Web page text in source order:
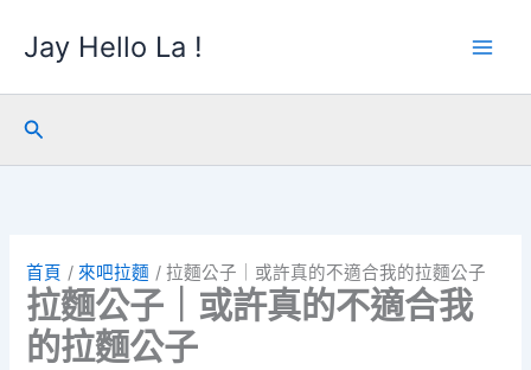
要
Jay Hello La !
搜
尋
首頁 來吧拉麵 拉麵公子｜或許真的不適合我的拉麵公子
拉麵公子｜或許真的不適合我
的拉麵公子